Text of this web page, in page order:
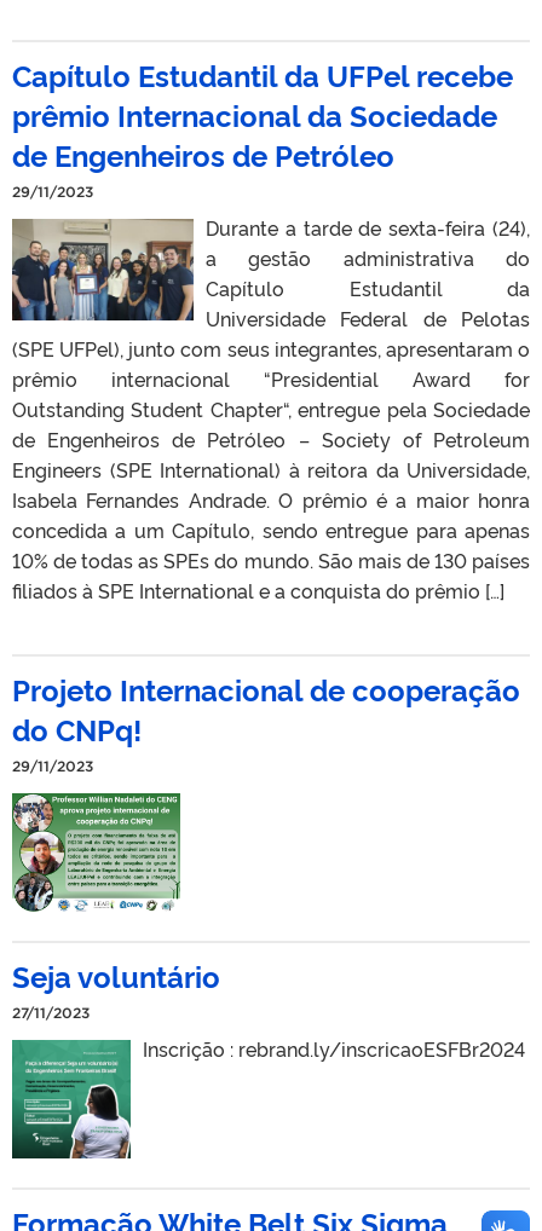
Capítulo Estudantil da UFPel recebe
prêmio Internacional da Sociedade
de Engenheiros de Petróleo
29/11/2023
Durante a tarde de sexta-feira (24),
a gestão administrativa do
Capítulo Estudantil da
Universidade Federal de Pelotas
(SPE UFPel), junto com seus integrantes, apresentaram o
prêmio internacional “Presidential Award for
Outstanding Student Chapter“, entregue pela Sociedade
de Engenheiros de Petróleo – Society of Petroleum
Engineers (SPE International) à reitora da Universidade,
Isabela Fernandes Andrade. O prêmio é a maior honra
concedida a um Capítulo, sendo entregue para apenas
10% de todas as SPEs do mundo. São mais de 130 países
filiados à SPE International e a conquista do prêmio […]
Projeto Internacional de cooperação
do CNPq!
29/11/2023
Seja voluntário
27/11/2023
Inscrição : rebrand.ly/inscricaoESFBr2024
Formação White Belt Six Sigma